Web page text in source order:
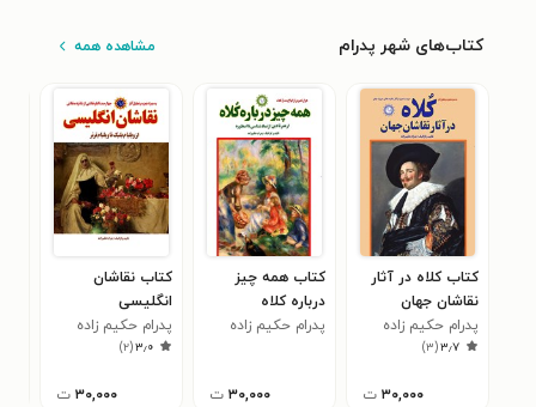
کتاب‌های شهر پدرام مشاهده همه
کتاب کلاه در آثار
نقاشان جهان
پدرام حکیم زاده
۳٫۷(۳)
۳۰,۰۰۰ ت
کتاب همه چیز
درباره کلاه
پدرام حکیم زاده
۳۰,۰۰۰ ت
کتاب نقاشان
انگلیسی
پدرام حکیم زاده
۳٫۰(۲)
۳۰,۰۰۰ ت